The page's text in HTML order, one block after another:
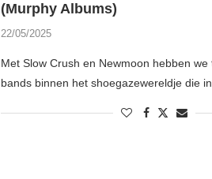
(Murphy Albums)
22/05/2025
Met Slow Crush en Newmoon hebben we
bands binnen het shoegazewereldje die